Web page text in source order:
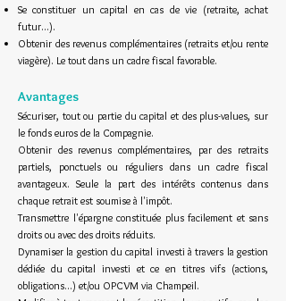
Se constituer un capital en cas de vie (retraite, achat
futur...).
Obtenir des revenus complémentaires (retraits et/ou rente
viagère). Le tout dans un cadre fiscal favorable.
Avantages
Sécuriser, tout ou partie du capital et des plus-values, sur
le fonds euros de la Compagnie.
Obtenir des revenus complémentaires, par des retraits
partiels, ponctuels ou réguliers dans un cadre fiscal
avantageux. Seule la part des intérêts contenus dans
chaque retrait est soumise à l'impôt.
Transmettre l'épargne constituée plus facilement et sans
droits ou avec des droits réduits.
Dynamiser la gestion du capital investi à travers la gestion
dédiée du capital investi et ce en titres vifs (actions,
obligations...) et/ou OPCVM via Champeil.